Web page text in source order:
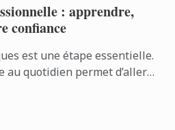
: apprendre,
confiance
est une étape essentielle.
au quotidien permet d’aller